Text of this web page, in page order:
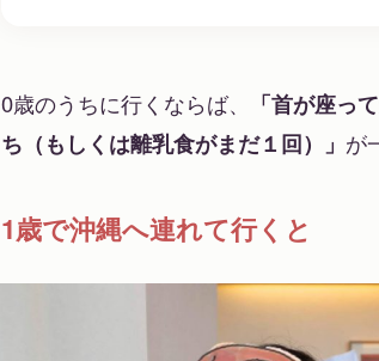
0歳のうちに行くならば、
「首が座っ
ち（もしくは離乳食がまだ１回）」 が
1歳で沖縄へ連れて行くと